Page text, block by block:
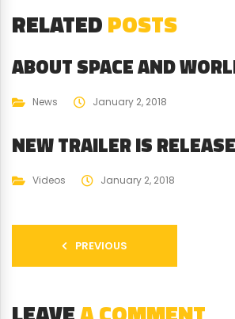
RELATEDPOSTS
ABOUT SPACE AND
News January 2, 2018
NEW TRAILER IS
Videos January 2, 2018
PREVIOUS